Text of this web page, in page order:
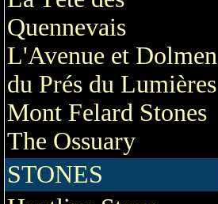
Quennevais
L'Avenue et Dolmen
du Prés du Lumières
Mont Felard Stones
The Ossuary
STONES